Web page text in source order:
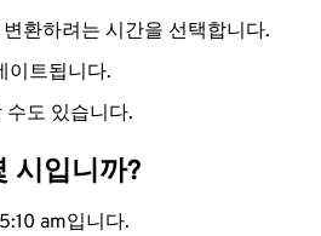
환하려는 시간을 선택합니다.
이트됩니다.
도 있습니다.
시입니까?
am입니다.